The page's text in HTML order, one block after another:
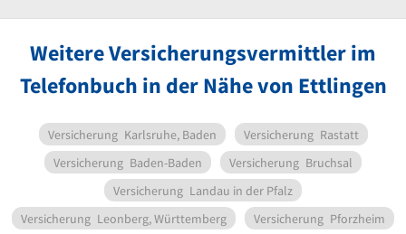
Weitere Versicherungsvermittler im
Telefonbuch in der Nähe von Ettlingen
Versicherung Karlsruhe, Baden Versicherung Rastatt
Versicherung Baden-Baden Versicherung Bruchsal
Versicherung Landau in der Pfalz
Versicherung Leonberg, Württemberg Versicherung Pforzheim